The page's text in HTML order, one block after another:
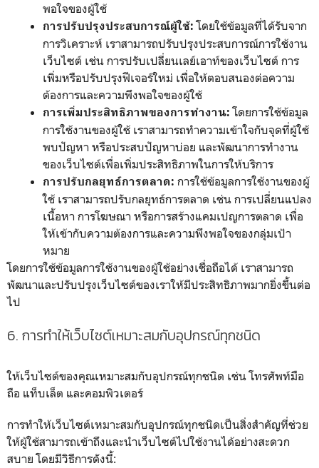
พอใจของผู้ใช้
การปรับปรุงประสบการณ์ผู้ใช้: โดยใช้ข้อมูลที่ได้รับจาก
การวิเคราะห์ เราสามารถปรับปรุงประสบการณ์การใช้งาน
เว็บไซต์ เช่น การปรับเปลี่ยนเลย์เอาท์ของเว็บไซต์ การ
เพิ่มหรือปรับปรุงฟีเจอร์ใหม่ เพื่อให้ตอบสนองต่อความ
ต้องการและความพึงพอใจของผู้ใช้
การเพิ่มประสิทธิภาพของการทำงาน: โดยการใช้ข้อมูล
การใช้งานของผู้ใช้ เราสามารถทำความเข้าใจกับจุดที่ผู้ใช้
พบปัญหา หรือประสบปัญหาบ่อย และพัฒนาการทำงาน
ของเว็บไซต์เพื่อเพิ่มประสิทธิภาพในการให้บริการ
การปรับกลยุทธ์การตลาด: การใช้ข้อมูลการใช้งานของผู้
ใช้ เราสามารถปรับกลยุทธ์การตลาด เช่น การเปลี่ยนแปลง
เนื้อหา การโฆษณา หรือการสร้างแคมเปญการตลาด เพื่อ
ให้เข้ากับความต้องการและความพึงพอใจของกลุ่มเป้า
หมาย
โดยการใช้ข้อมูลการใช้งานของผู้ใช้อย่างเชื่อถือได้ เราสามารถ
พัฒนาและปรับปรุงเว็บไซต์ของเราให้มีประสิทธิภาพมากยิ่งขึ้นต่อ
ไป
6. การทำให้เว็บไซต์เหมาะสมกับอุปกรณ์ทุกชนิด
ให้เว็บไซต์ของคุณเหมาะสมกับอุปกรณ์ทุกชนิด เช่น โทรศัพท์มือ
ถือ แท็บเล็ต และคอมพิวเตอร์
การทำให้เว็บไซต์เหมาะสมกับอุปกรณ์ทุกชนิดเป็นสิ่งสำคัญที่ช่วย
ให้ผู้ใช้สามารถเข้าถึงและนำเว็บไซต์ไปใช้งานได้อย่างสะดวก
สบาย โดยมีวิธีการดังนี้: